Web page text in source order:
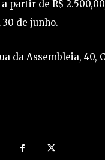
partir de R$
de junho.
da Assembleia, 40,